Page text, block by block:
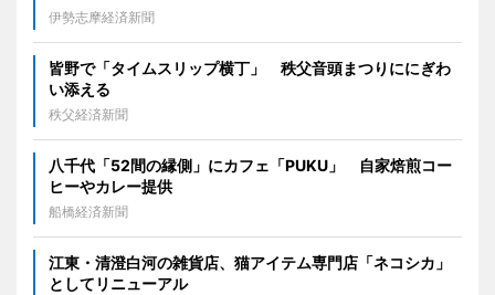
伊勢志摩経済新聞
皆野で「タイムスリップ横丁」 秩父音頭まつりににぎわ
い添える
秩父経済新聞
八千代「52間の縁側」にカフェ「PUKU」 自家焙煎コー
ヒーやカレー提供
船橋経済新聞
江東・清澄白河の雑貨店、猫アイテム専門店「ネコシカ」
としてリニューアル